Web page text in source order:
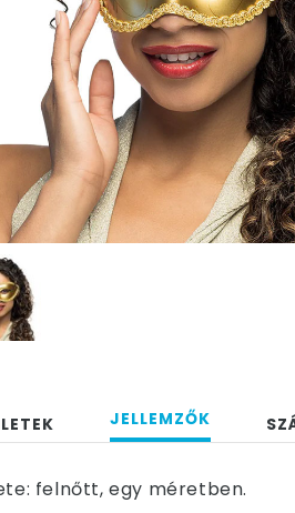
JELLEMZŐK
felnőtt, egy méretben.